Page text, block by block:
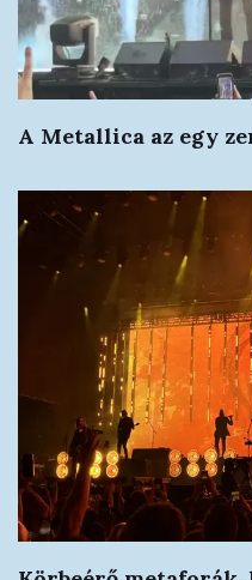
A Metallica az egy